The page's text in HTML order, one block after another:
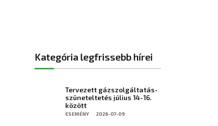
Kategória legfrissebb hírei
Tervezett gázszolgáltatás-
szüneteltetés július 14-16.
között
ESEMÉNY 2026-07-09